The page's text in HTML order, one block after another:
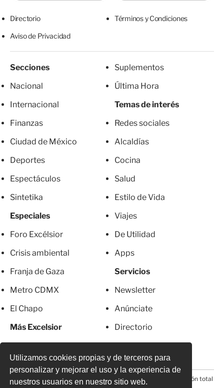
Utilizamos cookies propias y de terceros para
personalizar y mejorar el uso y la experiencia de
nuestros usuarios en nuestro sitio web.
Directorio Términos y Condiciones
Aviso de Privacidad
Secciones
Nacional
Internacional
Finanzas
Ciudad de México
Deportes
Espectáculos
Sintetika
Especiales
Foro Excélsior
Crisis ambiental
Franja de Gaza
Metro CDMX
El Chapo
Más Excelsior
Suplementos
Última Hora
Temas de interés
Redes sociales
Alcaldías
Cocina
Salud
Estilo de Vida
Viajes
De Utilidad
Apps
Servicios
Newsletter
Anúnciate
Directorio
© 2026 Todos los derechos reservados. Prohibida la reproducción total
o parcial, incluyendo cualquier medio electrónico*